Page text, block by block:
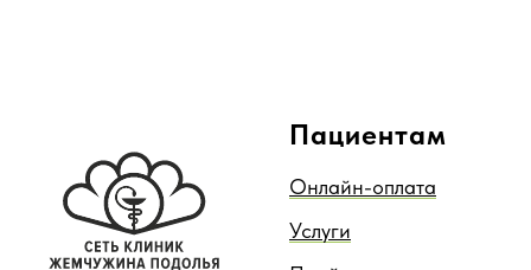
Пациентам
Онлайн-оплата
Услуги